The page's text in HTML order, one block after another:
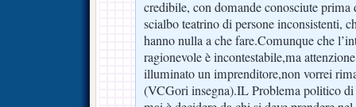
credibile, con domande conosciute
scialbo teatrino di persone inconsistenti,
hanno nulla a che fare.Comunque che
ragionevole è incontestabile,ma
illuminato un imprenditore,non vorrei
(VCGori insegna).IL Problema politico di